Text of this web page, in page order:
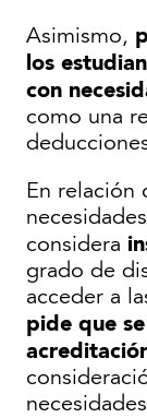
Asimismo,
los
con
como una
En relación
considera
grado de
acceder a
pide que